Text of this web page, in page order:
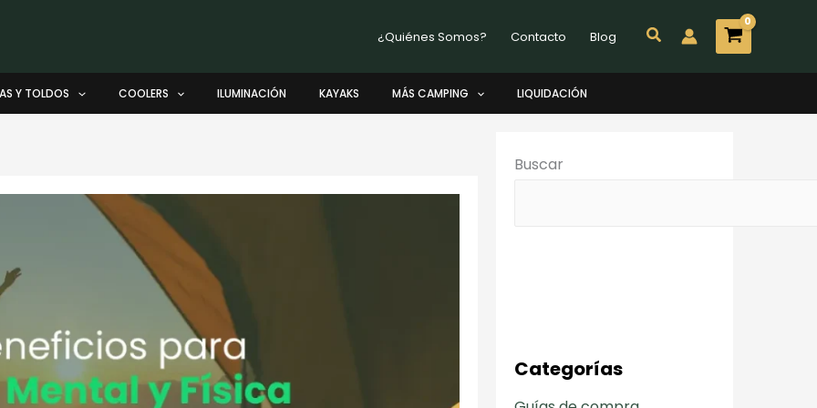
¿Quiénes Somos? Contacto Blog Buscar
Y TOLDOS COOLERS ILUMINACIÓN KAYAKS MÁS CAMPING LIQUIDACIÓN
Buscar
Categorías